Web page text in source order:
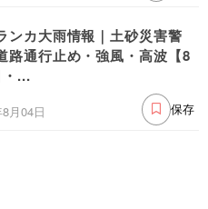
ンカ大雨情報｜土砂災害警
路通行止め・強風・高波【8
・...
月04日 保存